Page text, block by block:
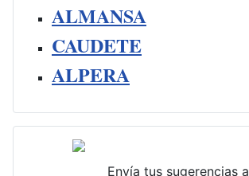
ALMANSA
CAUDETE
ALPERA
Envía tus sugerencias a